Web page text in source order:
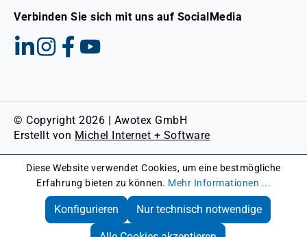
Verbinden Sie sich mit uns auf SocialMedia
© Copyright 2026 | Awotex GmbH
Erstellt von Michel Internet + Software
Diese Website verwendet Cookies, um eine bestmögliche
Erfahrung bieten zu können. Mehr Informationen ...
Nur technisch notwendige
Konfigurieren